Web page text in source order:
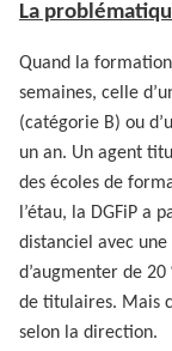
La
Quand la
semaines, celle
(catégorie B) ou
un an. Un agent
des écoles de
l’étau, la DGFiP a
distanciel avec
d’augmenter de
de titulaires. Mais
selon la direction.